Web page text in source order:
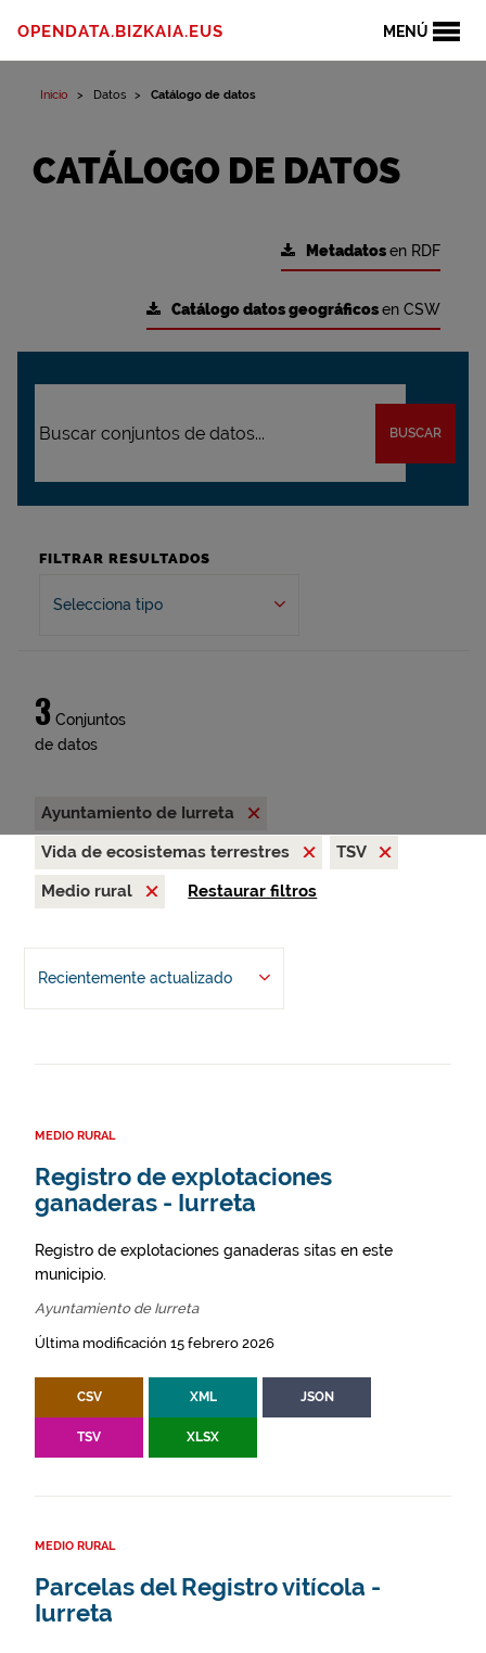
MENÚ
OPENDATA.BIZKAIA.EUS
Inicio Datos Catálogo de datos
CATÁLOGO DE DATOS
Metadatosen RDF
Catálogo datos geográficosen CSW
BUSCAR
FILTRAR RESULTADOS
Selecciona tipo
3 Conjuntos
de datos
Ayuntamiento de Iurreta
Vida de ecosistemas terrestres
TSV
Medio rural
Restaurar filtros
Recientemente actualizado
MEDIO RURAL
Registro de explotaciones
ganaderas - Iurreta
Registro de explotaciones ganaderas sitas en este
municipio.
Ayuntamiento de Iurreta
Última modificación 15 febrero 2026
CSV XML JSON
TSV XLSX
MEDIO RURAL
Parcelas del Registro vitícola -
Iurreta